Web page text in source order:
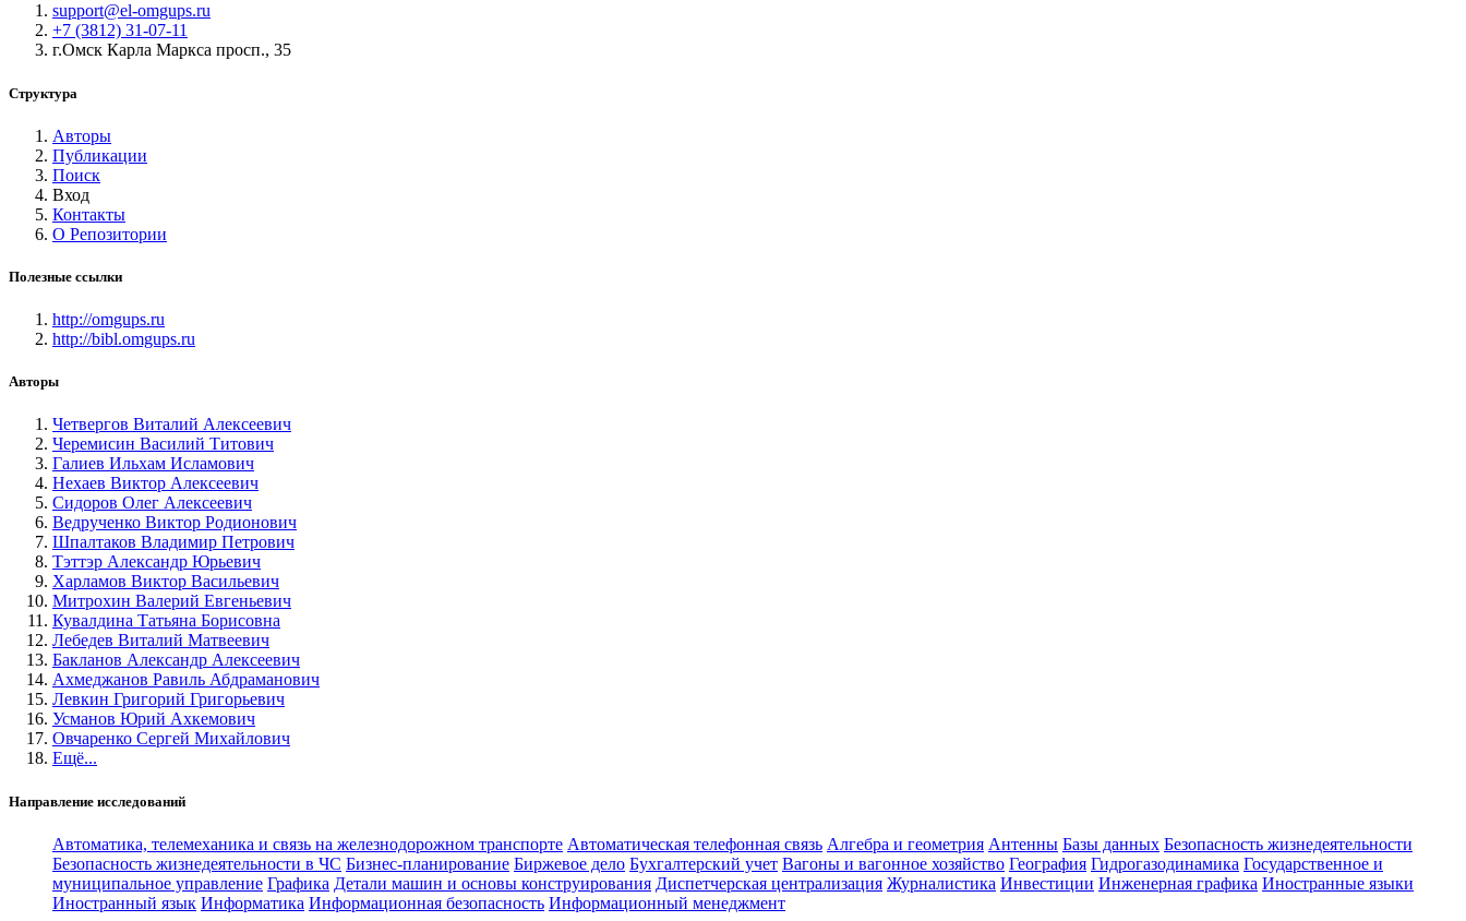
support@el-omgups.ru
+7 (3812) 31-07-11
г.Омск Карла Маркса просп., 35
Структура
Авторы
Публикации
Поиск
Вход
Контакты
О Репозитории
Полезные ссылки
http://omgups.ru
http://bibl.omgups.ru
Авторы
Четвергов Виталий Алексеевич
Черемисин Василий Титович
Галиев Ильхам Исламович
Нехаев Виктор Алексеевич
Сидоров Олег Алексеевич
Ведрученко Виктор Родионович
Шпалтаков Владимир Петрович
Тэттэр Александр Юрьевич
Харламов Виктор Васильевич
Митрохин Валерий Евгеньевич
Кувалдина Татьяна Борисовна
Лебедев Виталий Матвеевич
Бакланов Александр Алексеевич
Ахмеджанов Равиль Абдраманович
Левкин Григорий Григорьевич
Усманов Юрий Ахкемович
Овчаренко Сергей Михайлович
Ещё...
Направление исследований
Автоматика, телемеханика и связь на железнодорожном транспорте Автоматическая телефонная связь Алгебра и геометрия Антенны Базы данных Безопасность жизнедеятельности
Безопасность жизнедеятельности в ЧС Бизнес-планирование Биржевое дело Бухгалтерский учет Вагоны и вагонное хозяйство География Гидрогазодинамика Государственное и
муниципальное управление Графика Детали машин и основы конструирования Диспетчерская централизация Журналистика Инвестиции Инженерная графика Иностранные языки
Иностранный язык Информатика Информационная безопасность Информационный менеджмент